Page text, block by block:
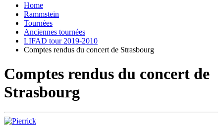
Home
Rammstein
Tournées
Anciennes tournées
LIFAD tour 2019-2010
Comptes rendus du concert de Strasbourg
Comptes rendus du concert de
Strasbourg